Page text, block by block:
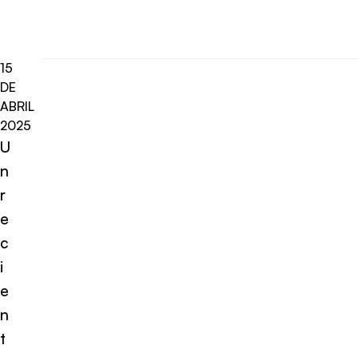
15
DE
ABRIL
2025
U
n
r
e
c
i
e
n
t